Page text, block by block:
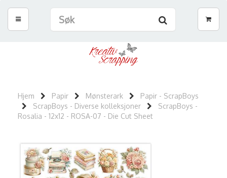
Hjem Papir Mønsterark
Papir - ScrapBoys
ScrapBoys - Diverse kolleksjoner
ScrapBoys -
Rosalia - 12x12 - ROSA-07 - Die Cut Sheet